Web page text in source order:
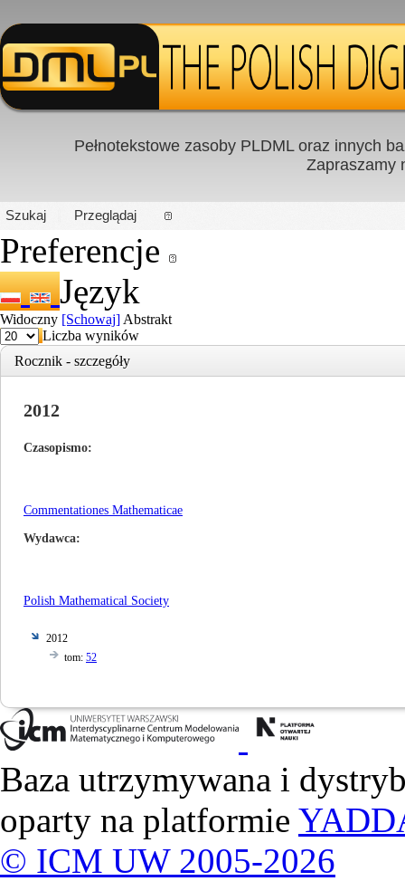
PL|EN
Pełnotekstowe zasoby PLDML oraz innych
Zapraszamy
Szukaj Przeglądaj
Preferencje
Język
Widoczny [Schowaj] Abstrakt
Liczba wyników
Rocznik - szczegóły
2012
Czasopismo
Commentationes Mathematicae
Wydawca
Polish Mathematical Society
2012
tom: 52
Baza utrzymywana i
oparty na platformie
© ICM UW 2005-2026